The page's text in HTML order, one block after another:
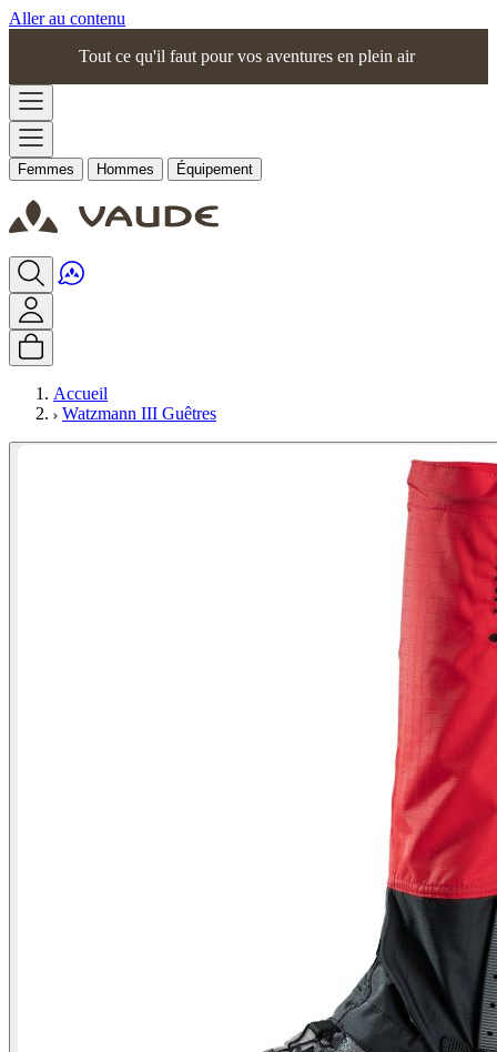
Aller au contenu
Tout ce qu'il faut pour vos aventures en plein air
Femmes Hommes Équipement
Accueil
Watzmann III Guêtres